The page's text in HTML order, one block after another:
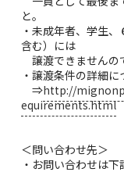
と。
・未成年者、学生
含む）には
譲渡できませんの
・譲渡条件の詳細
⇒http://
equirements.html
＜問い合わせ先＞
・お問い合わせは